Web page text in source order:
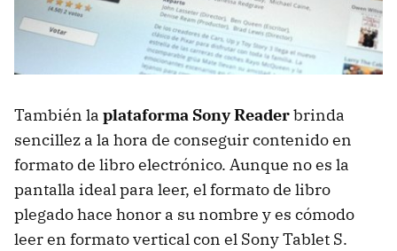
También la plataforma Sony Readerbrinda
sencillez a la hora de conseguir contenido en
formato de libro electrónico. Aunque no es la
pantalla ideal para leer, el formato de libro
plegado hace honor a su nombre y es cómodo
leer en formato vertical con el Sony Tablet S.